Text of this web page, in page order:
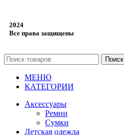
2024
Все права защищены
Поиск
МЕНЮ
КАТЕГОРИИ
Аксессуары
Ремни
Сумки
Детская одежда